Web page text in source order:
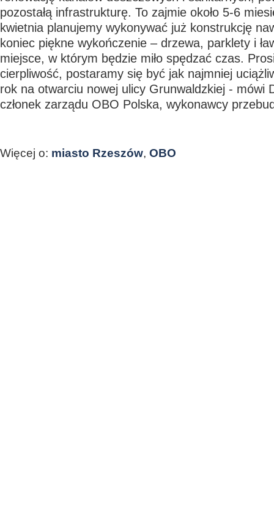
pozostałą infrastrukturę. To zajmie około 5-6
kwietnia planujemy wykonywać już konstrukcję
koniec piękne wykończenie – drzewa, parklety i
miejsce, w którym będzie miło spędzać czas.
cierpliwość, postaramy się być jak najmniej
rok na otwarciu nowej ulicy Grunwaldzkiej - mówi
członek zarządu OBO Polska, wykonawcy
Więcej o: miasto Rzeszów, OBO